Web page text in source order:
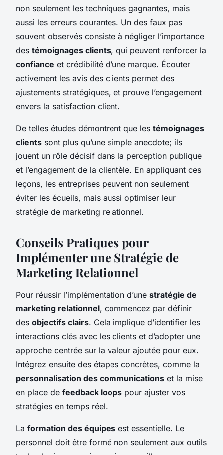
non seulement les techniques gagnantes, mais
aussi les erreurs courantes. Un des faux pas
souvent observés consiste à négliger l’importance
des témoignages clients, qui peuvent renforcer la
confiance et crédibilité d’une marque. Écouter
activement les avis des clients permet des
ajustements stratégiques, et prouve l’engagement
envers la satisfaction client.
De telles études démontrent que les témoignages
clients sont plus qu’une simple anecdote; ils
jouent un rôle décisif dans la perception publique
et l’engagement de la clientèle. En appliquant ces
leçons, les entreprises peuvent non seulement
éviter les écueils, mais aussi optimiser leur
stratégie de marketing relationnel.
Conseils Pratiques pour
Implémenter une Stratégie de
Marketing Relationnel
Pour réussir l’implémentation d’une stratégie de
marketing relationnel, commencez par définir
des objectifs clairs. Cela implique d’identifier les
interactions clés avec les clients et d’adopter une
approche centrée sur la valeur ajoutée pour eux.
Intégrez ensuite des étapes concrètes, comme la
personnalisation des communications et la mise
en place de feedback loops pour ajuster vos
stratégies en temps réel.
La formation des équipes est essentielle. Le
personnel doit être formé non seulement aux outils